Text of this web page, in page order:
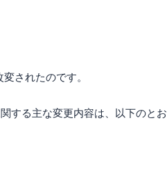
されたのです。
する主な変更内容は、以下のとお